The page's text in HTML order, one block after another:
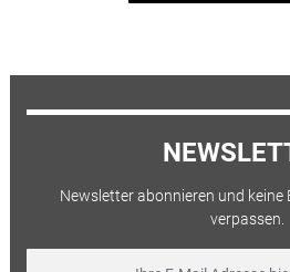
Newsletter abonnieren und keine
verpassen.